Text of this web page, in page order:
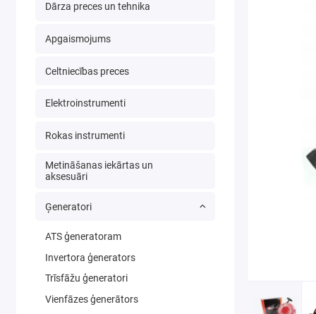
Dārza preces un tehnika
Apgaismojums
Celtniecības preces
Elektroinstrumenti
Rokas instrumenti
Metināšanas iekārtas un
aksesuāri
Ģeneratori
ATS ģeneratoram
Invertora ģenerators
Trīsfāžu ģeneratori
Vienfāzes ģenerātors